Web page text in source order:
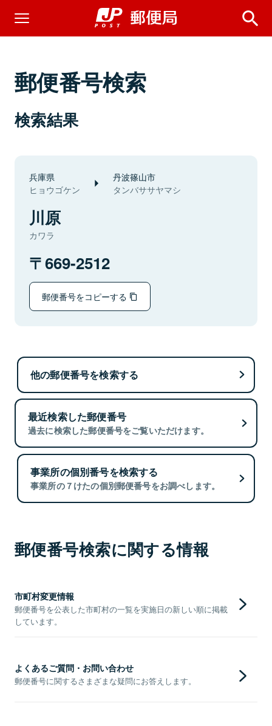
郵便番号検索
検索結果
兵庫県
ヒョウゴケン
丹波篠山市
タンバササヤマシ
川原
カワラ
669-2512
郵便番号をコピーする
他の郵便番号を検索する
最近検索した郵便番号
過去に検索した郵便番号をご覧いただけます。
事業所の個別番号を検索する
事業所の７けたの個別郵便番号をお調べします。
郵便番号検索に関する情報
市町村変更情報
郵便番号を公表した市町村の一覧を実施日の新しい順に掲載
しています。
よくあるご質問・お問い合わせ
郵便番号に関するさまざまな疑問にお答えします。